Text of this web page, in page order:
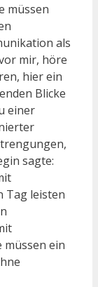
müssen
als
mir, höre
hier ein
Blicke
einer
sagte:
Tag leisten
ein